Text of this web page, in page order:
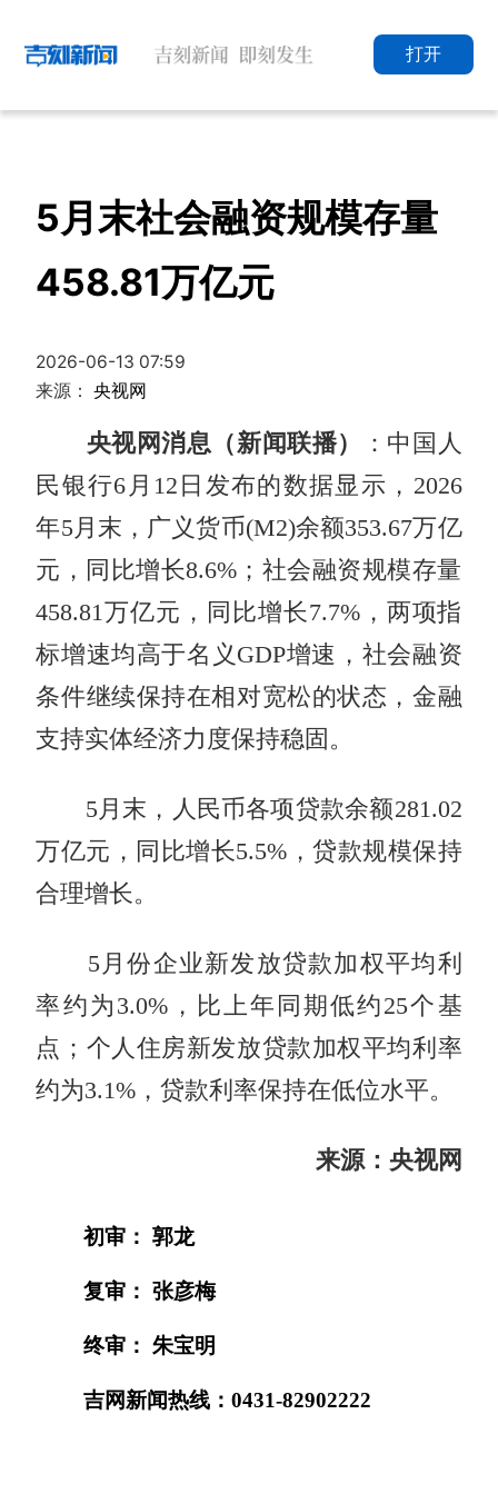
打开
5月末社会融资规模存量
458.81万亿元
2026-06-13 07:59
来源：央视网
央视网消息（新闻联播）
：中国人
民银行6月12日发布的数据显示，2026
年5月末，广义货币(M2)余额353.67万亿
元，同比增长8.6%；社会融资规模存量
458.81万亿元，同比增长7.7%，两项指
标增速均高于名义GDP增速，社会融资
条件继续保持在相对宽松的状态，金融
支持实体经济力度保持稳固。
5月末，人民币各项贷款余额281.02
万亿元，同比增长5.5%，贷款规模保持
合理增长。
5月份企业新发放贷款加权平均利
率约为3.0%，比上年同期低约25个基
点；个人住房新发放贷款加权平均利率
约为3.1%，贷款利率保持在低位水平。
来源：央视网
初审： 郭龙
复审： 张彦梅
终审： 朱宝明
吉网新闻热线：0431-82902222